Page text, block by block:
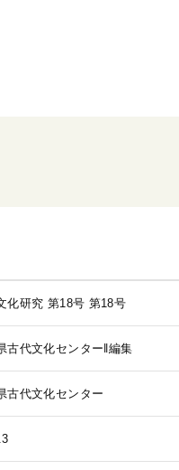
化研究 第18号 第18号
古代文化センター‖編集
古代文化センター